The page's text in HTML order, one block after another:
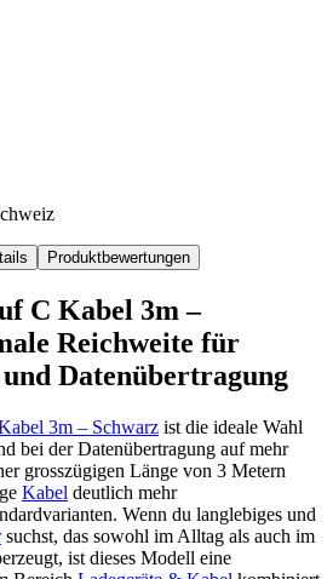
Produktbewertungen
C Kabel 3m –
Reichweite für
Datenübertragung
3m – Schwarz ist die ideale Wahl
bei der Datenübertragung auf mehr
grosszügigen Länge von 3 Metern
Kabel deutlich mehr
Wenn du langlebiges und
suchst, das sowohl im Alltag als auch im
ist dieses Modell eine